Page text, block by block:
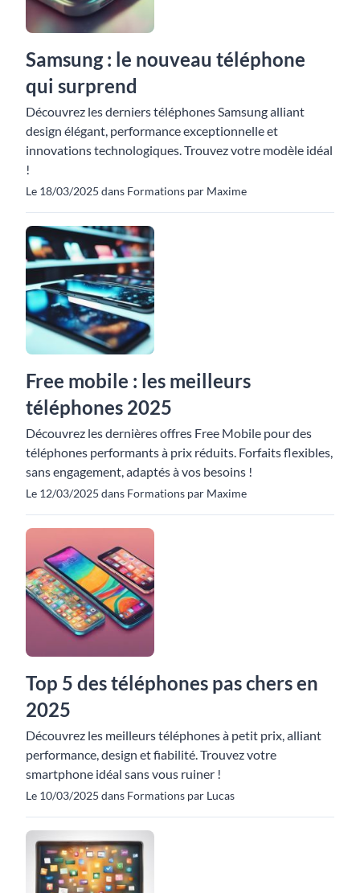
Samsung : le nouveau téléphone
qui surprend
Découvrez les derniers téléphones Samsung alliant
design élégant, performance exceptionnelle et
innovations technologiques. Trouvez votre modèle idéal
!
Le 18/03/2025 dans Formations par Maxime
Free mobile : les meilleurs
téléphones 2025
Découvrez les dernières offres Free Mobile pour des
téléphones performants à prix réduits. Forfaits flexibles,
sans engagement, adaptés à vos besoins !
Le 12/03/2025 dans Formations par Maxime
Top 5 des téléphones pas chers en
2025
Découvrez les meilleurs téléphones à petit prix, alliant
performance, design et fiabilité. Trouvez votre
smartphone idéal sans vous ruiner !
Le 10/03/2025 dans Formations par Lucas